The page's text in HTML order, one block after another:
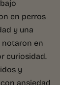
en perros
y una
notaron en
curiosidad.
y
ansiedad